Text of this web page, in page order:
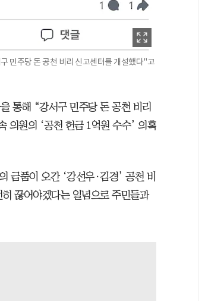
민주당 돈 공천 비리 신고센터를 개설했다"고
통해 “강서구 민주당 돈 공천 비리
의원의 ‘공천 헌금 1억원 수수’ 의혹
금품이 오간 ‘강선우·김경’ 공천 비
끊어야겠다는 일념으로 주민들과